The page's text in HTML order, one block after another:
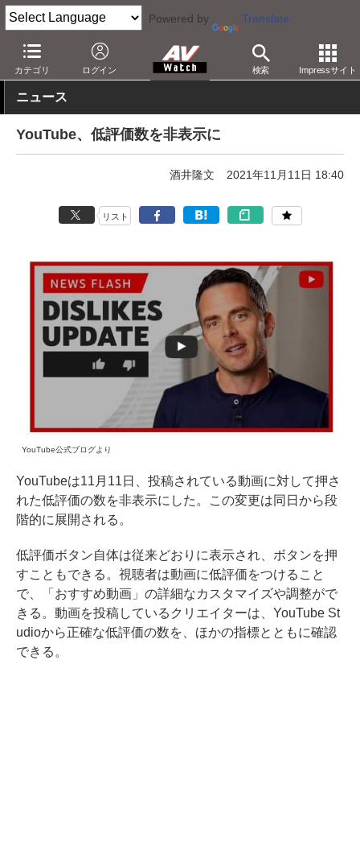
Powered by Translate
カテゴリ ログイン 検索 Impressサイト
AV Watch コンテンツ・サービス 映像配信 YouTube
ニュース
YouTube、低評価数を非表示に
酒井隆文 2021年11月11日 18:40
リスト
YouTube公式ブログより
YouTubeは11月11日、投稿されている動画に対して押さ
れた低評価の数を非表示にした。この変更は同日から段
階的に展開される。
低評価ボタン自体は従来どおりに表示され、ボタンを押
すこともできる。視聴者は動画に低評価をつけること
で、「おすすめ動画」の詳細なカスタマイズや調整がで
きる。動画を投稿しているクリエイターは、YouTube St
udioから正確な低評価の数を、ほかの指標とともに確認
できる。